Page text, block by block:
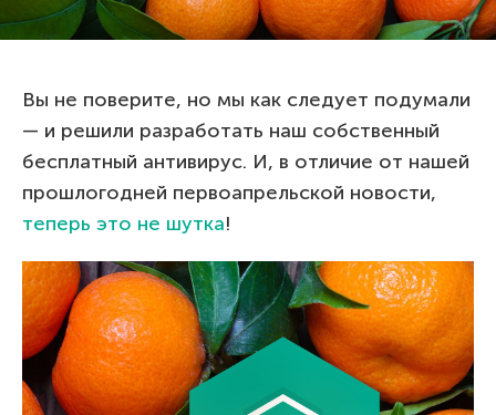
Вы не поверите, но мы как следует подумали
— и решили разработать наш собственный
бесплатный антивирус. И, в отличие от нашей
прошлогодней первоапрельской новости,
теперь это не шутка!